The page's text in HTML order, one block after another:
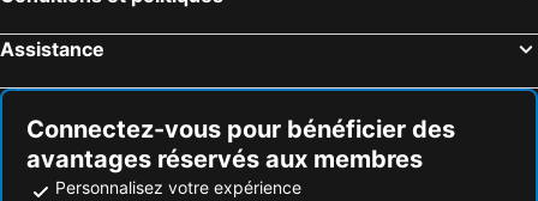
Assistance
Connectez-vous pour bénéficier des
avantages réservés aux membres
Personnalisez votre expérience